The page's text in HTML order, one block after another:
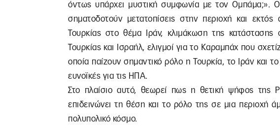
όντως υπάρχει μυστική συμφωνία με τον Ομπάμα;». Ο
σηματοδοτούν μετατοπίσεις στην περιοχή και
Τουρκίας στο θέμα Ιράν, κλιμάκωση της
Τουρκίας και Ισραήλ, ελιγμοί για το Καραμπάχ που
οποία παίζουν σημαντικό ρόλο η Τουρκία, το Ιράν και
ευνοϊκές για τις ΗΠΑ.
Στο πλαίσιο αυτό, θεωρεί πως η θετική ψήφος της
επιδεινώνει τη θέση και το ρόλο της σε μια περιοχή
πολυπολικό κόσμο.